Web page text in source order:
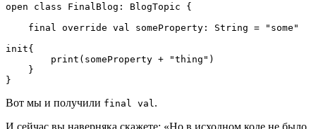
open class FinalBlog: BlogTopic {
init{
}
Вот мы и получили final val .
И сейчас вы наверняка скажете: «Но в исходном коде не было